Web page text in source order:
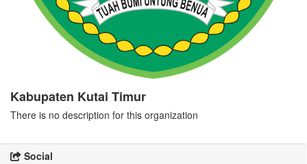
Kabupaten Kutai Timur
There is no description for this organization
Social